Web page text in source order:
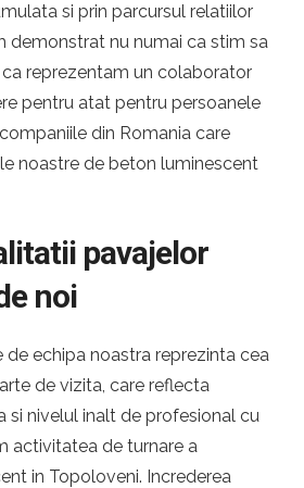
si prin parcursul relatiilor
demonstrat nu numai ca stim sa
reprezentam un colaborator
pentru atat pentru persoanele
din Romania care
noastre de beton luminescent
pavajelor
noi
de echipa noastra reprezinta cea
de vizita, care reflecta
si nivelul inalt de profesional cu
activitatea de turnare a
in Topoloveni. Increderea